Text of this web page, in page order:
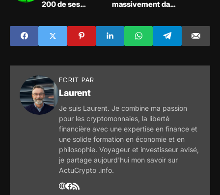
200 de ses
considérablement
sa dette !
massivement dans
ECRIT PAR
Laurent
Je suis Laurent. Je combine ma passion
pour les cryptomonnaies, la liberté
financière avec une expertise en finance et
une solide formation en économie et en
philosophie. Voyageur et investisseur avisé,
je partage aujourd'hui mon savoir sur
ActuCrypto .info.